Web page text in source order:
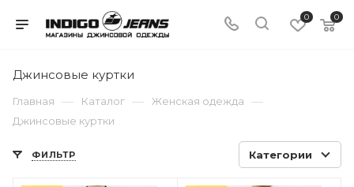
0 0
Джинсовые куртки
Главная — Каталог — Женская одежда —
Джинсовые куртки
ФИЛЬТР Категории